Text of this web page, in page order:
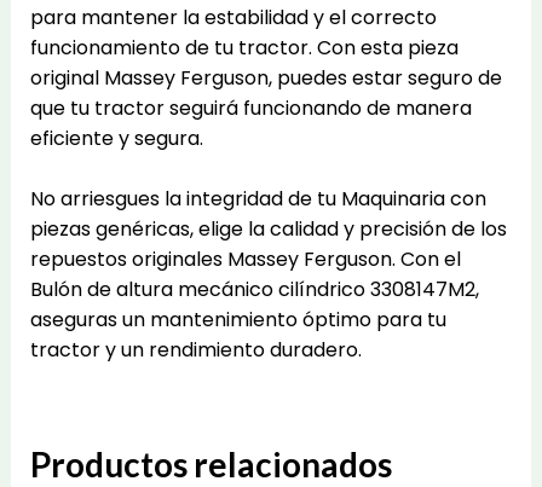
para mantener la estabilidad y el correcto
funcionamiento de tu tractor. Con esta pieza
original Massey Ferguson, puedes estar seguro de
que tu tractor seguirá funcionando de manera
eficiente y segura.
No arriesgues la integridad de tu Maquinaria con
piezas genéricas, elige la calidad y precisión de los
repuestos originales Massey Ferguson. Con el
Bulón de altura mecánico cilíndrico 3308147M2,
aseguras un mantenimiento óptimo para tu
tractor y un rendimiento duradero.
Productos relacionados